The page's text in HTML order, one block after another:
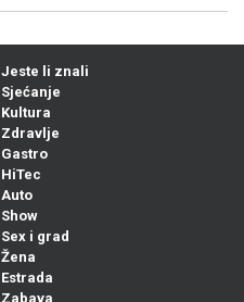
Jeste li znali
Sjećanje
Kultura
Zdravlje
Gastro
HiTec
Auto
Show
Sex i grad
Žena
Estrada
Zabava